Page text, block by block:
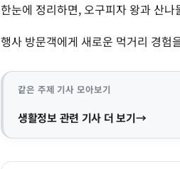
한눈에 정리하면, 오구피자 왕과 산
행사 방문객에게 새로운 먹거리 경험
같은 주제 기사 모아보기
생활정보 관련 기사 더 보기